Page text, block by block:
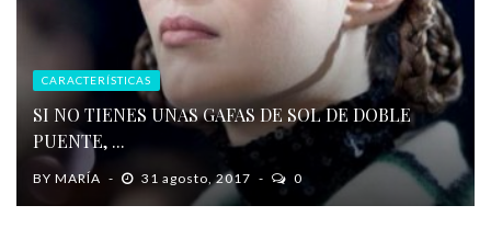
CARACTERÍSTICAS
SI NO TIENES UNAS GAFAS DE SOL DE DOBLE
PUENTE, ...
BY MARÍA 31 agosto, 2017 0